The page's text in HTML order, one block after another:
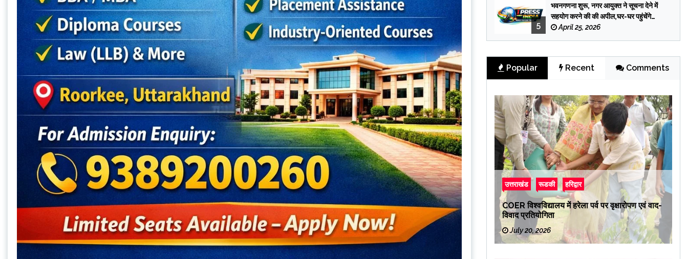
5
भवनगणना शुरू, नगर आयुक्त ने सूचना देने में
सहयोग करने की की अपील,घर-घर पहुंचेंगे
प्रगणक
April 25, 2026
Popular Recent Comments
उत्तराखंड रूडकी हरिद्वार
COER विश्वविद्यालय में हरेला पर्व पर वृक्षारोपण एवं वाद-
विवाद प्रतियोगिता
July 20, 2026